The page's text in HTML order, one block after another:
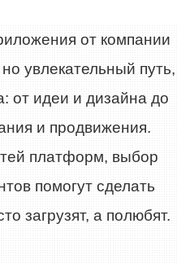
от компании
увлекательный путь,
от идеи и дизайна до
и продвижения.
платформ, выбор
помогут сделать
загрузят, а полюбят.